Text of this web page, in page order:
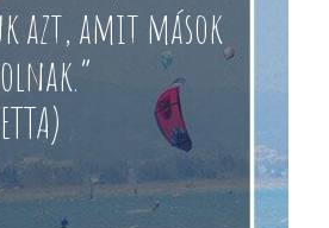
azt, amit mások